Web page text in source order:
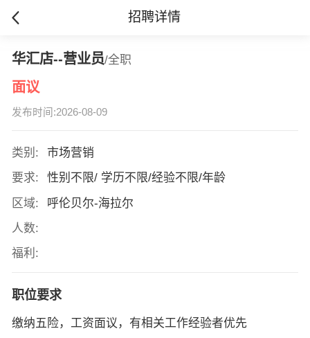
招聘详情
华汇店--营业员/全职
面议
发布时间:2026-08-09
类别:
市场营销
要求:
性别不限/ 学历不限/经验不限/年龄
区域:
呼伦贝尔-海拉尔
人数:
福利:
职位要求
缴纳五险，工资面议，有相关工作经验者优先